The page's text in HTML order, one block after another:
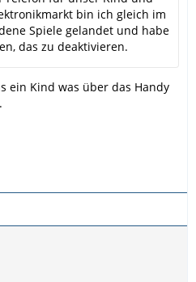
bin ich gleich im
Spiele gelandet und habe
das zu deaktivieren.
ein Kind was über das Handy